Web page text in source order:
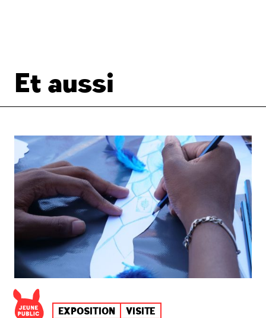
Et aussi
EXPOSITION VISITE